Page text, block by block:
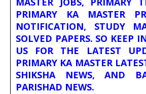
PRIMARY KA MASTER
NOTIFICATION, STUDY
SOLVED PAPERS. SO KEEP
US FOR THE LATEST
PRIMARY KA MASTER
SHIKSHA NEWS, AND
PARISHAD NEWS.